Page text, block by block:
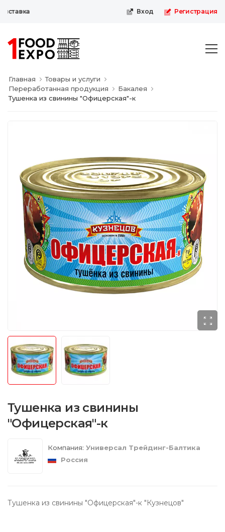
Вход Регистрация
Главная
Товары и услуги
Переработанная продукция
Бакалея
Тушенка из свинины "Офицерская"-к
Тушенка из свинины
"Офицерская"-к
Компания: Универсал Трейдинг-Балтика
Россия
Тушенка из свинины "Офицерская"-к "Кузнецов"